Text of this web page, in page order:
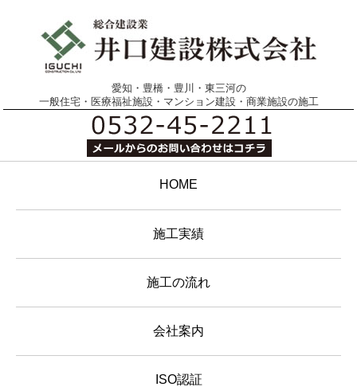
愛知・豊橋・豊川・東三河の
一般住宅・医療福祉施設・マンション建設・商業施設の施工
HOME
施工実績
施工の流れ
会社案内
ISO認証